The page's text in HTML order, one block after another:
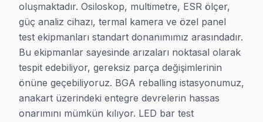
oluşmaktadır. Osiloskop, multimetre, ESR ölçer,
güç analiz cihazı, termal kamera ve özel panel
test ekipmanları standart donanımımız arasındadır.
Bu ekipmanlar sayesinde arızaları noktasal olarak
tespit edebiliyor, gereksiz parça değişimlerinin
önüne geçebiliyoruz. BGA reballing istasyonumuz,
anakart üzerindeki entegre devrelerin hassas
onarımını mümkün kılıyor. LED bar test